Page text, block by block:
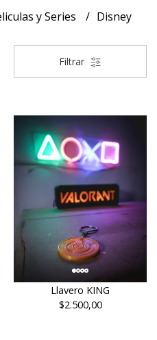
y Series Disney
Filtrar
Llavero KING
$2.500,00